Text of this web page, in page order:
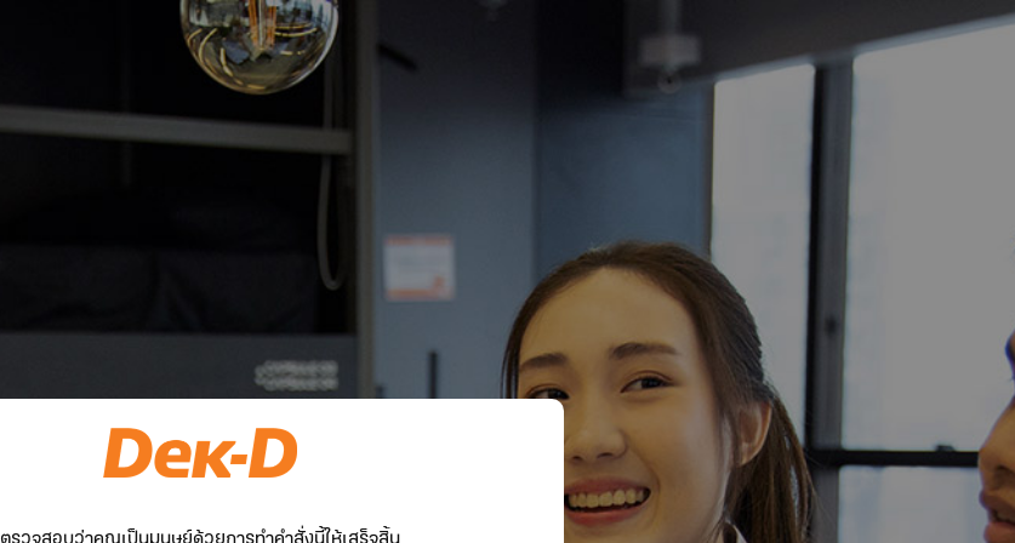
ตรวจสอบว่าคุณเป็นมนุษย์ด้วยการทำคำสั่งนี้ให้เสร็จสิ้น